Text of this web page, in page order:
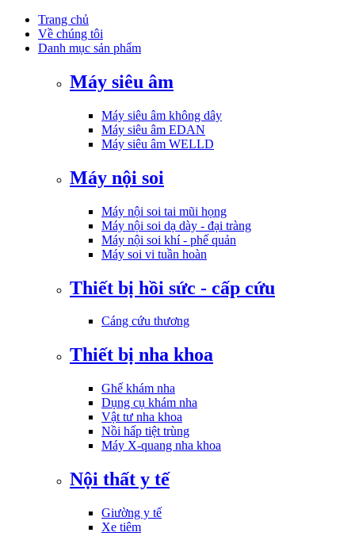
Trang chủ
Về chúng tôi
Danh mục sản phẩm
Máy siêu âm
Máy siêu âm không dây
Máy siêu âm EDAN
Máy siêu âm WELLD
Máy nội soi
Máy nội soi tai mũi họng
Máy nội soi dạ dày - đại tràng
Máy nội soi khí - phế quản
Máy soi vi tuần hoàn
Thiết bị hồi sức - cấp cứu
Cáng cứu thương
Thiết bị nha khoa
Ghế khám nha
Dụng cụ khám nha
Vật tư nha khoa
Nồi hấp tiệt trùng
Máy X-quang nha khoa
Nội thất y tế
Giường y tế
Xe tiêm